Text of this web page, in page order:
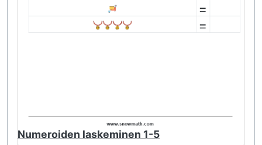
Numeroiden laskeminen 1-5